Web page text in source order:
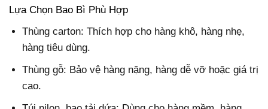
Lựa Chọn Bao Bì Phù Hợp
Thùng carton: Thích hợp cho hàng khô, hàng nhẹ,
hàng tiêu dùng.
Thùng gỗ: Bảo vệ hàng nặng, hàng dễ vỡ hoặc giá trị
cao.